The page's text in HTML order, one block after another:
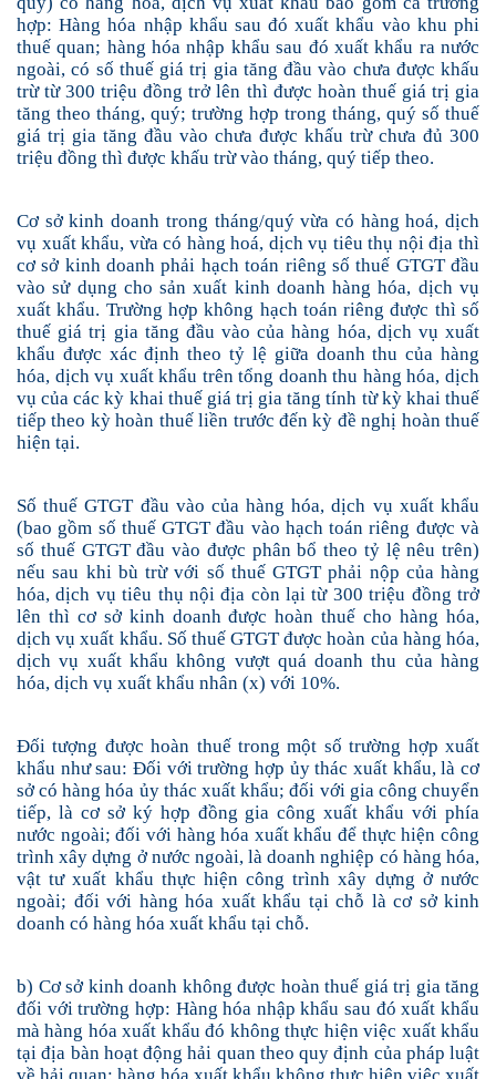
hợp: Hàng hóa nhập khẩu sau đó xuất khẩu vào khu phi
thuế quan; hàng hóa nhập khẩu sau đó xuất khẩu ra nước
ngoài, có số thuế giá trị gia tăng đầu vào chưa được khấu
trừ từ 300 triệu đồng trở lên thì được hoàn thuế giá trị gia
tăng theo tháng, quý; trường hợp trong tháng, quý số thuế
giá trị gia tăng đầu vào chưa được khấu trừ chưa đủ 300
triệu đồng thì được khấu trừ vào tháng, quý tiếp theo.
Cơ sở kinh doanh trong tháng/quý vừa có hàng hoá, dịch
vụ xuất khẩu, vừa có hàng hoá, dịch vụ tiêu thụ nội địathì
cơ sở kinh doanhphải hạch toán riêng số thuế GTGT đầu
vào sử dụng cho sản xuất kinh doanh hàng hóa, dịch vụ
xuất khẩu. Trường hợp không hạch toán riêng được thì số
thuế giá trị gia tăng đầu vào của hàng hóa, dịch vụ xuất
khẩu được xác định theo tỷ lệ giữa doanh thu của hàng
hóa, dịch vụ xuất khẩu trên tổng doanh thu hàng hóa, dịch
vụ của các kỳ khai thuế giá trị gia tăng tính từ kỳ khai thuế
tiếp theo kỳ hoàn thuế liền trước đến kỳ đề nghị hoàn thuế
hiện tại.
Số thuế GTGT đầu vào của hàng hóa, dịch vụ xuất khẩu
(bao gồm số thuế GTGT đầu vào hạch toán riêng được và
số thuế GTGT đầu vào được phân bổ theo tỷ lệ nêu trên)
nếu sau khi bù trừ với số thuế GTGT phải nộp của hàng
hóa, dịch vụ tiêu thụ nội địa còn lại từ 300 triệu đồng trở
lên thì cơ sở kinh doanh được hoàn thuế cho hàng hóa,
dịch vụ xuất khẩu. Số thuế GTGT được hoàn của hàng hóa,
dịch vụ xuất khẩu không vượt quá doanh thu của hàng
hóa, dịch vụ xuất khẩu nhân (x) với 10%.
Đối tượng được hoàn thuế trong một số trường hợp xuất
khẩu như sau: Đối với trường hợp ủy thác xuất khẩu, là cơ
sở có hàng hóa ủy thác xuất khẩu; đối với gia công chuyển
tiếp, là cơ sở ký hợp đồng gia công xuất khẩu với phía
nước ngoài; đối với hàng hóa xuất khẩu để thực hiện công
trình xây dựng ở nước ngoài, là doanh nghiệp có hàng hóa,
vật tư xuất khẩu thực hiện công trình xây dựng ở nước
ngoài; đối với hàng hóa xuất khẩu tại chỗ là cơ sở kinh
doanh có hàng hóa xuất khẩu tại chỗ.
b) Cơ sở kinh doanh không được hoàn thuế giá trị gia tăng
đối vớitrường hợp: Hàng hóa nhập khẩusau đóxuất khẩu
mà hàng hóa xuất khẩu đó không thực hiện việc xuất khẩu
tại địa bàn hoạt động hải quan theo quy định của pháp luật